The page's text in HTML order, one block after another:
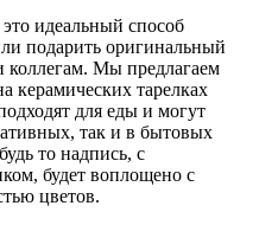
идеальный способ
подарить оригинальный
коллегам. Мы предлагаем
керамических тарелках
для еды и могут
так и в бытовых
то надпись, с
будет воплощено с
цветов.